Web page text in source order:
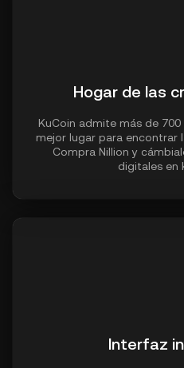
Hogar de las
KuCoin admite más de
mejor lugar para encontrar
Compra Nillion y
digitales en
Interfaz